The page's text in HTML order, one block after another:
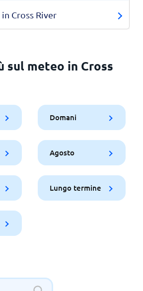
Cross River
sul meteo in Cross
Domani
Agosto
Lungo termine